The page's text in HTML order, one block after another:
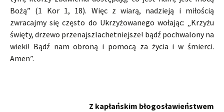
Bożą” (1 Kor 1, 18). Więc z wiarą, nadzieją i miłością
zwracajmy się często do Ukrzyżowanego wołając: „Krzyżu
święty, drzewo przenajszlachetniejsze! bądź pochwalony na
wieki! Bądź nam obroną i pomocą za życia i w śmierci.
Amen”.
Z kapłańskim błogosławieństwem